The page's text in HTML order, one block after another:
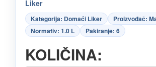
Liker
Kategorija: Domaći Liker
Proizvođač:
Normativ: 1.0 L
Pakiranje: 6
KOLIČINA: